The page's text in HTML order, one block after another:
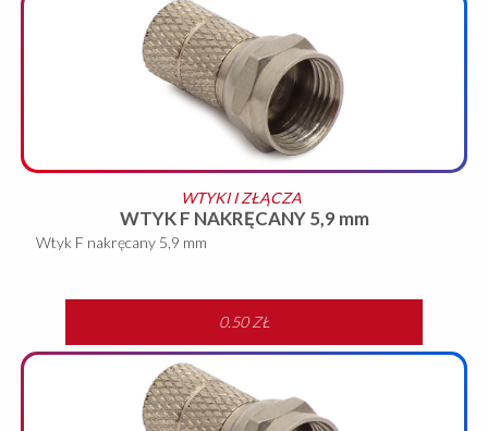
WTYKI I ZŁĄCZA
WTYK F NAKRĘCANY 5,9 mm
Wtyk F nakręcany 5,9 mm
0.50 ZŁ